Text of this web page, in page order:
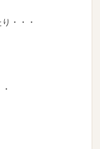
・・・